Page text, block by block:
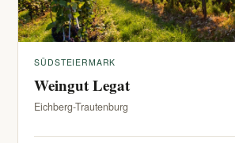
SÜDSTEIERMARK
Weingut Legat
Eichberg-Trautenburg